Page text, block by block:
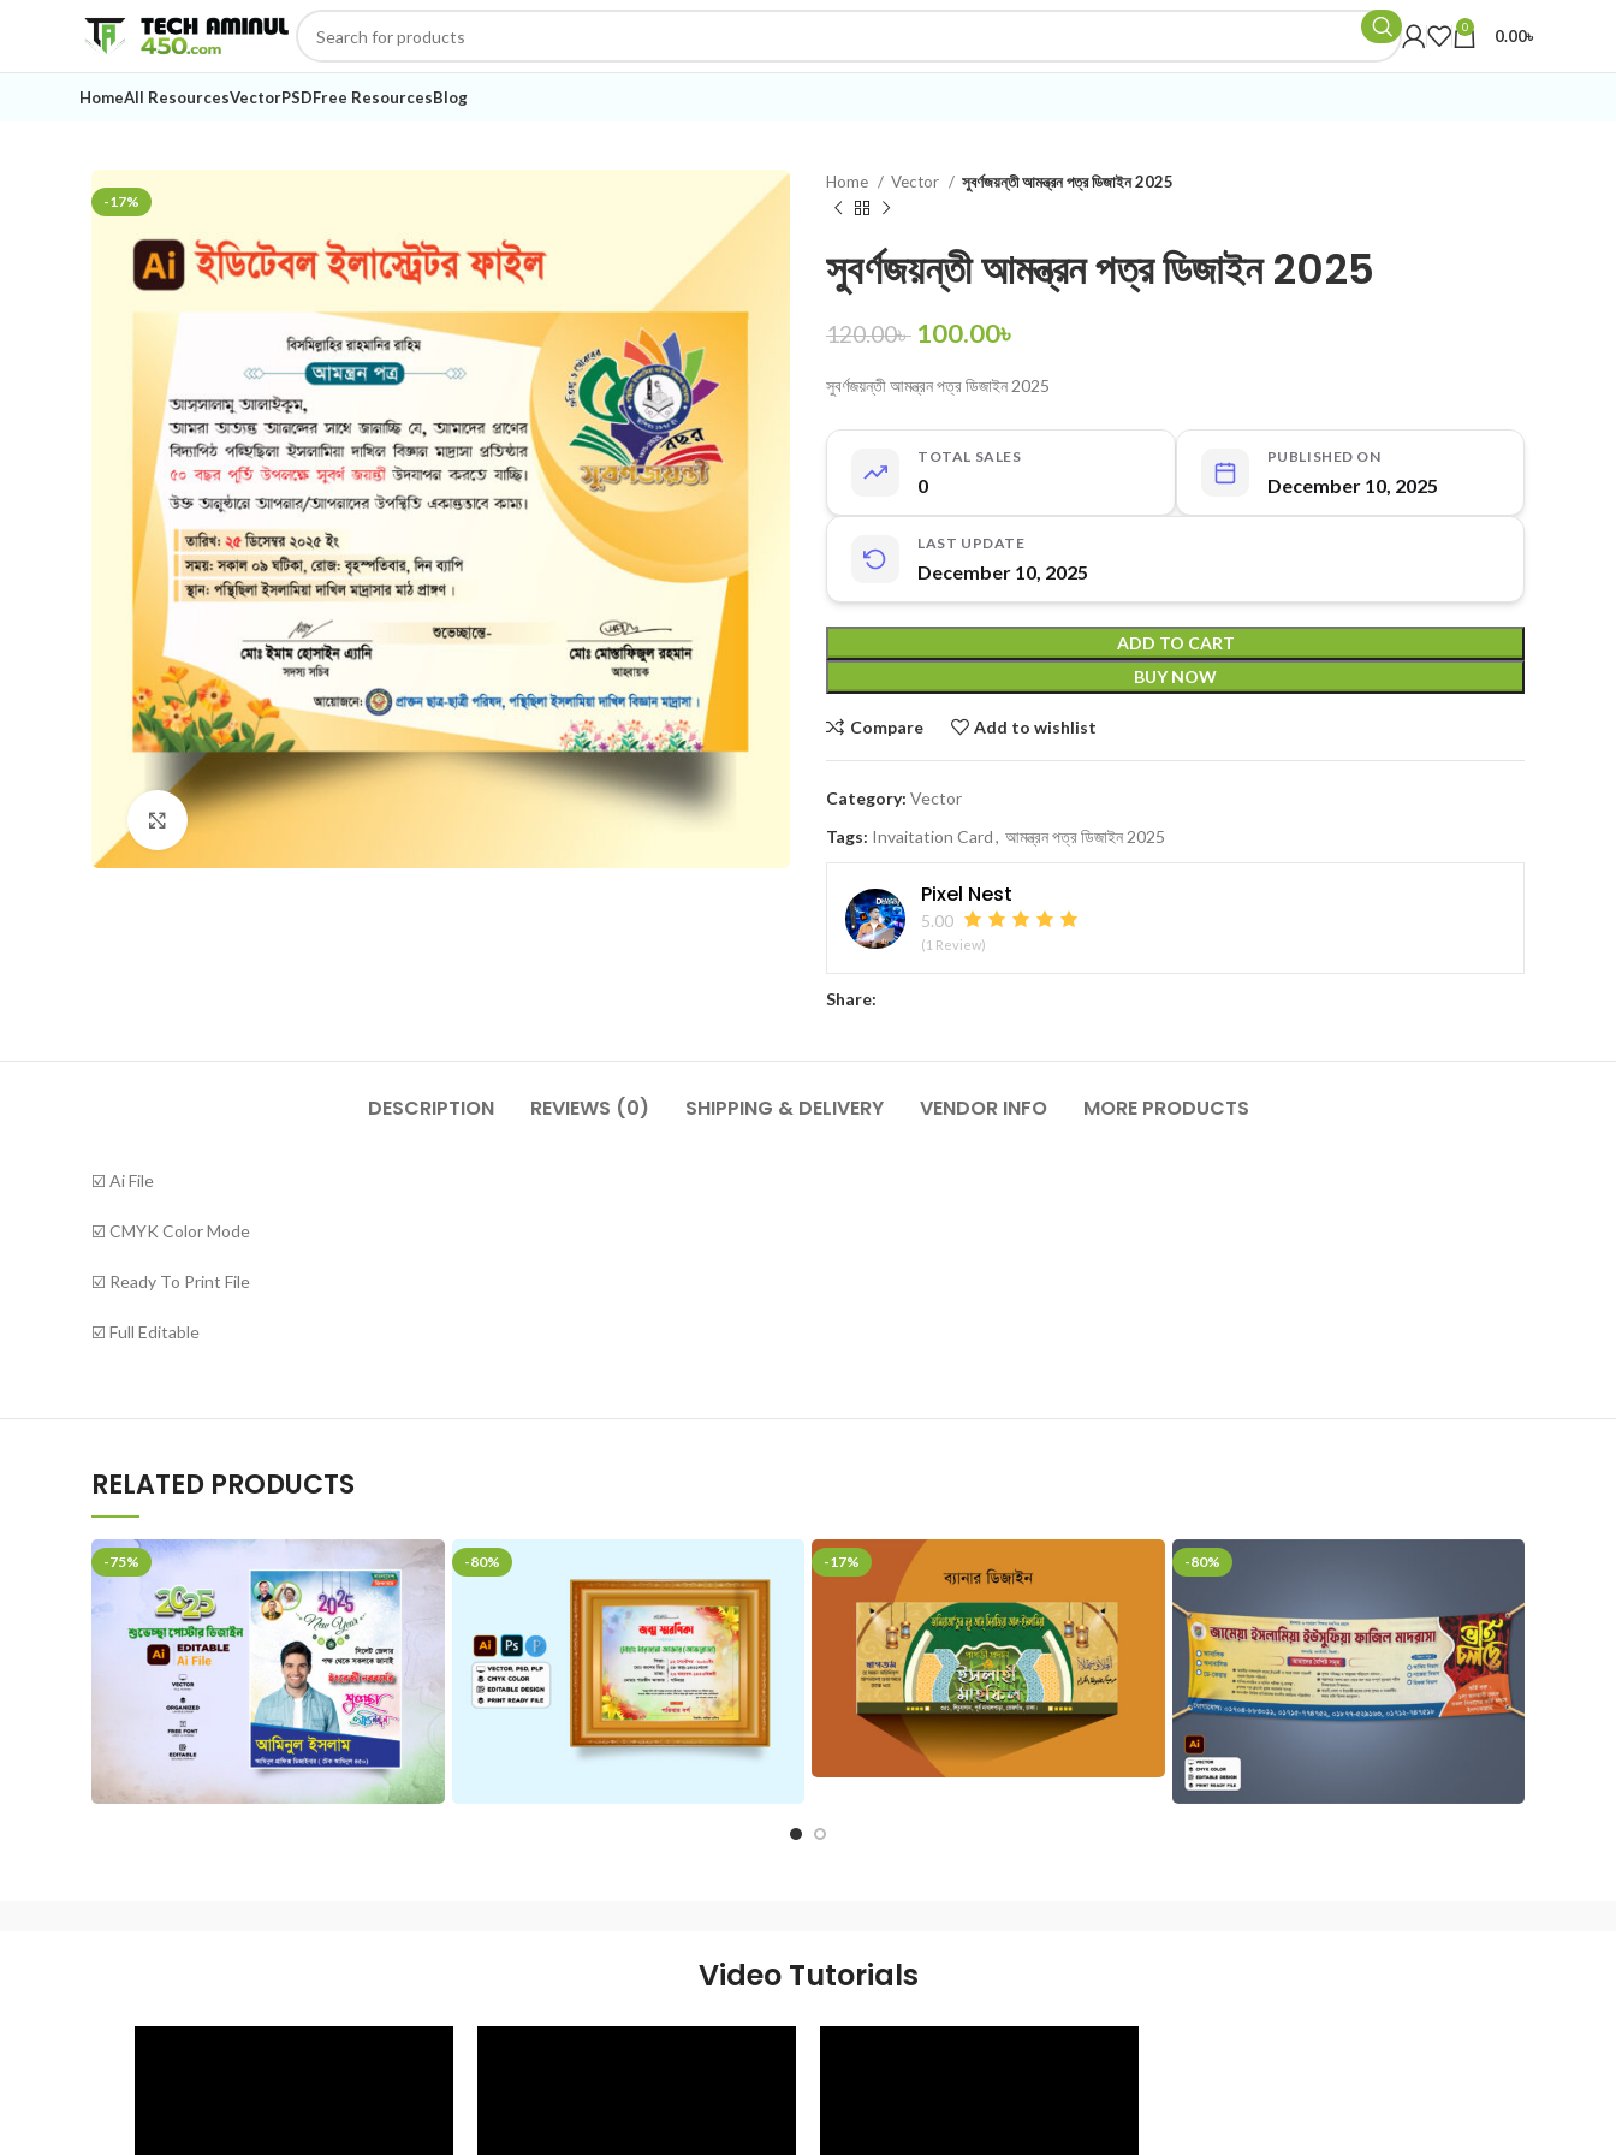
0 0.00৳
HomeAll ResourcesVectorPSDFree ResourcesBlog
-17%
Click to enlarge
Home Vector সুবর্ণজয়ন্তী আমন্ত্রন পত্র ডিজাইন 2025
সুবর্ণজয়ন্তী আমন্ত্রন পত্র ডিজাইন 2025
120.00৳ 100.00৳
সুবর্ণজয়ন্তী আমন্ত্রন পত্র ডিজাইন 2025
TOTAL SALES
0
PUBLISHED ON
December 10, 2025
LAST UPDATE
December 10, 2025
ADD TO CART
BUY NOW
Compare Add to wishlist
Category: Vector
Tags: Invaitation Card, আমন্ত্রন পত্র ডিজাইন 2025
Pixel Nest
5.00
(1 Review)
Share:
DESCRIPTION REVIEWS (0) SHIPPING & DELIVERY VENDOR INFO MORE PRODUCTS
☑️ Ai File
☑️ CMYK Color Mode
☑️ Ready To Print File
☑️ Full Editable
RELATED PRODUCTS
-75% -80% -17% -80%
Video Tutorials